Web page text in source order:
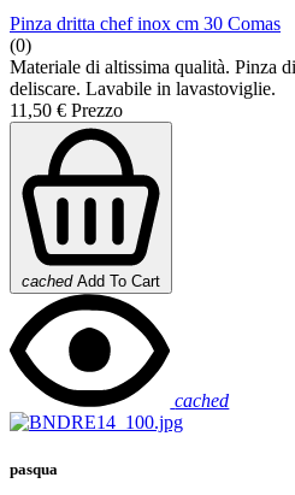
Pinza dritta chef inox cm 30 Comas
(0)
Materiale di altissima qualità. Pinza
deliscare. Lavabile in lavastoviglie.
11,50 € Prezzo
cached Add To Cart
cached
pasqua